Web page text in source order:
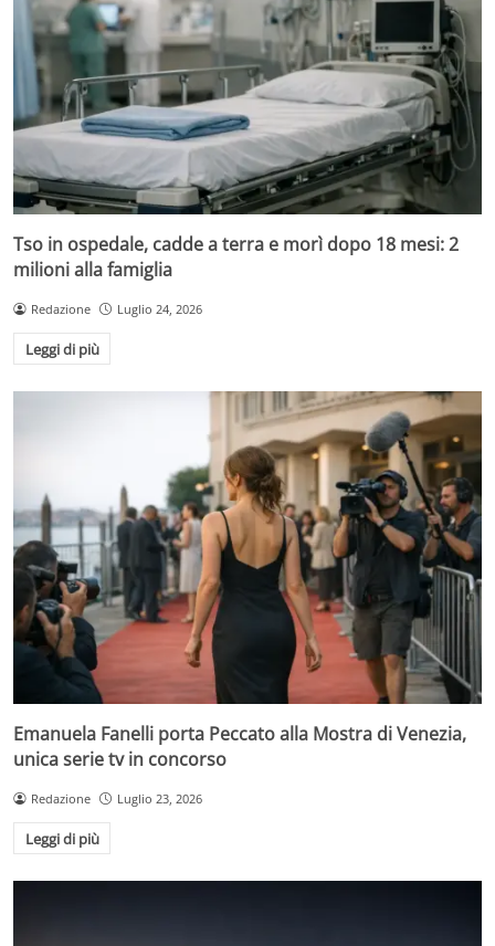
Tso in ospedale, cadde a terra e morì dopo 18 mesi: 2
milioni alla famiglia
Redazione Luglio 24, 2026
Leggi di più
Emanuela Fanelli porta Peccato alla Mostra di Venezia,
unica serie tv in concorso
Redazione Luglio 23, 2026
Leggi di più